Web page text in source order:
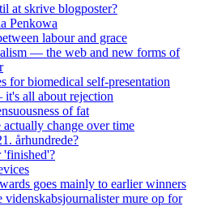
at skrive blogposter?
Penkowa
labour and grace
— the web and new forms of
for biomedical self-presentation
all about rejection
of fat
change over time
århundrede?
'finished'?
goes mainly to earlier winners
mure op for